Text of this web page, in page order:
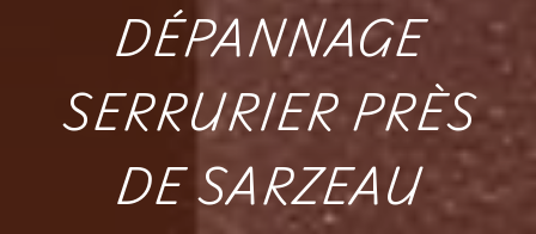
DÉPANNAGE
SERRURIER PRÈS
DE SARZEAU